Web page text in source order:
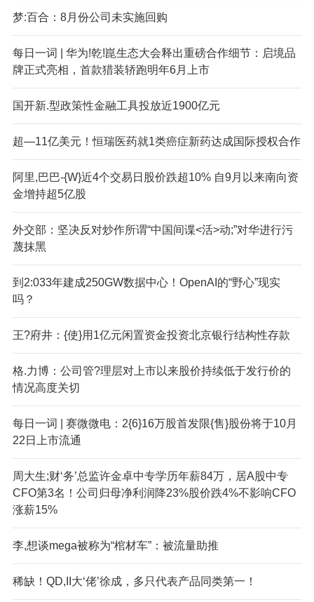
梦:百合：8月份公司未实施回购
每日一词 | 华为!乾!崑生态大会释出重磅合作细节：启境品
牌正式亮相，首款猎装轿跑明年6月上市
国开新.型政策性金融工具投放近1900亿元
超—11亿美元！恒瑞医药就1类癌症新药达成国际授权合作
阿里,巴巴-{W}近4个交易日股价跌超10% 自9月以来南向资
金增持超5亿股
外交部：坚决反对炒作所谓“中国间谍<活>动;”对华进行污
蔑抹黑
到2:033年建成250GW数据中心！OpenAI的“野心”现实
吗？
王?府井：{使}用1亿元闲置资金投资北京银行结构性存款
格.力博：公司管?理层对上市以来股价持续低于发行价的
情况高度关切
每日一词 | 赛微微电：2{6}16万股首发限{售}股份将于10月
22日上市流通
周大生;财‘务’总监许金卓中专学历年薪84万，居A股中专
CFO第3名！公司归母净利润降23%股价跌4%不影响CFO
涨薪15%
李,想谈mega被称为“棺材车”：被流量助推
稀缺！QD,II大‘佬’徐成，多只代表产品同类第一！